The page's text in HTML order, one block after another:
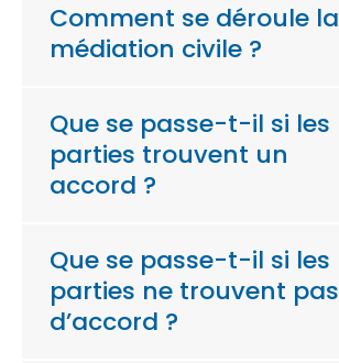
Comment se déroule la
médiation civile ?
Que se passe-t-il si les
parties trouvent un
accord ?
Que se passe-t-il si les
parties ne trouvent pas
d’accord ?